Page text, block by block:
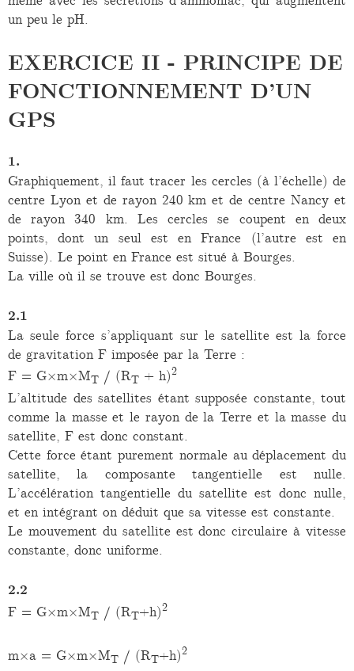
un peu le pH.
EXERCICE II - PRINCIPE DE
FONCTIONNEMENT D’UN
GPS
1.
Graphiquement, il faut tracer les cercles (à l’échelle) de
centre Lyon et de rayon 240 km et de centre Nancy et
de rayon 340 km. Les cercles se coupent en deux
points, dont un seul est en France (l’autre est en
Suisse). Le point en France est situé à Bourges.
La ville où il se trouve est donc Bourges.
2.1
La seule force s’appliquant sur le satellite est la force
de gravitation F imposée par la Terre :
F = G×m×MT / (RT + h)2
L’altitude des satellites étant supposée constante, tout
comme la masse et le rayon de la Terre et la masse du
satellite, F est donc constant.
Cette force étant purement normale au déplacement du
satellite, la composante tangentielle est nulle.
L’accélération tangentielle du satellite est donc nulle,
et en intégrant on déduit que sa vitesse est constante.
Le mouvement du satellite est donc circulaire à vitesse
constante, donc uniforme.
2.2
F = G×m×MT / (RT+h)2
m×a = G×m×MT / (RT+h)2